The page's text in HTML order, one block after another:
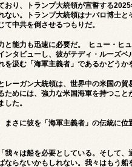
おり、トランプ大統領が宣誓する
ない。トランプ大統領はナバロ博士と
て中共を倒させるつもりだ。
と能力も迅速に必要だ。
ヒュー・ヒ
ンタビューし、彼がテディ・ルーズベ
を汲む「海軍主義者」であるかどうか
レーガン大統領は、世界中の米国の貿
ためには、強力な米国海軍を持つこと
した。
まさに彼を「海軍主義者」の伝統に位
我々は船を必要としている。そして、
ならないかもしれない。我々はもう船